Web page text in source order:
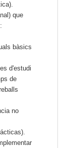
que
parts:
bàsics
d'estudi
de
no